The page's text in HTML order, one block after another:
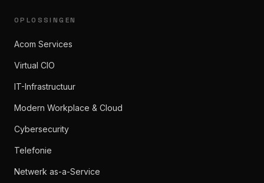
OPLOSSINGEN
Acom Services
Virtual CIO
IT-Infrastructuur
Modern Workplace & Cloud
Cybersecurity
Telefonie
Netwerk as-a-Service